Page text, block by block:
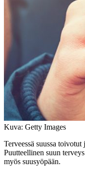
Kuva: Getty Images
Terveessä suussa
Puutteellinen suun
myös suusyöpään.